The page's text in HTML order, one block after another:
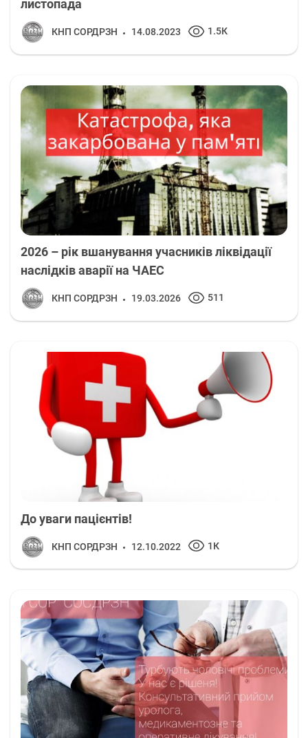
листопада
КНП СОРДРЗН 14.08.2023 1.5К
2026 – рік вшанування учасників ліквідації
наслідків аварії на ЧАЕС
КНП СОРДРЗН 19.03.2026 511
До уваги пацієнтів!
КНП СОРДРЗН 12.10.2022 1К